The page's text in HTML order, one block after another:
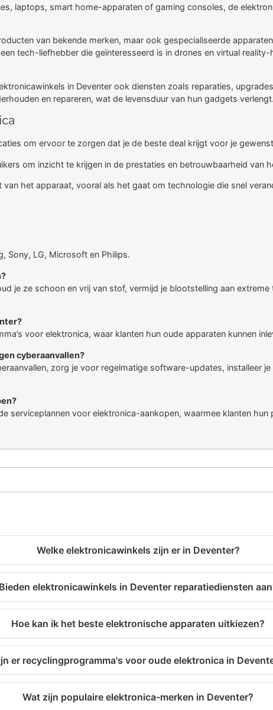
laptops, smart home-apparaten of gaming consoles, de
van bekende merken, maar ook gespecialiseerde
tech-liefhebber die geïnteresseerd is in drones en virtual
in Deventer ook diensten zoals reparaties,
en repareren, wat de levensduur van hun gadgets
om ervoor te zorgen dat je de beste deal krijgt voor je
om inzicht te krijgen in de prestaties en betrouwbaarheid van
het apparaat, vooral als het gaat om technologie die snel
Sony, LG, Microsoft en Philips.
je ze schoon en vrij van stof, vermijd je blootstelling aan
voor elektronica, waar klanten hun oude apparaten kunnen
cyberaanvallen?
zorg je voor regelmatige software-updates, installeer
serviceplannen voor elektronica-aankopen, waarmee klanten
Welke elektronicawinkels zijn er in Deventer?
Bieden elektronicawinkels in Deventer reparatiediensten
Hoe kan ik het beste elektronische apparaten uitkiezen?
er recyclingprogramma's voor oude elektronica in
Wat zijn populaire elektronica-merken in Deventer?